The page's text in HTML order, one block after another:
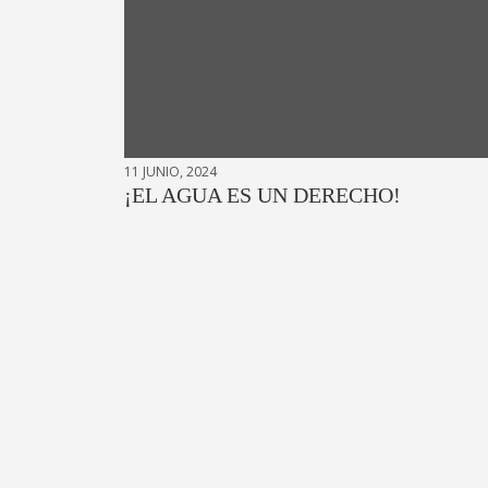
11 JUNIO, 2024
¡EL AGUA ES UN DERECHO!